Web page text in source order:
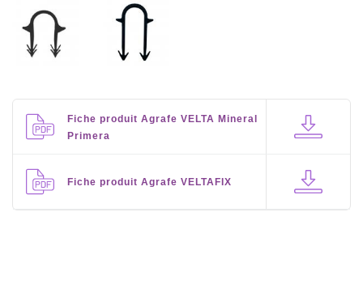
Fiche produit Agrafe VELTA Mineral
Primera
Fiche produit Agrafe VELTAFIX